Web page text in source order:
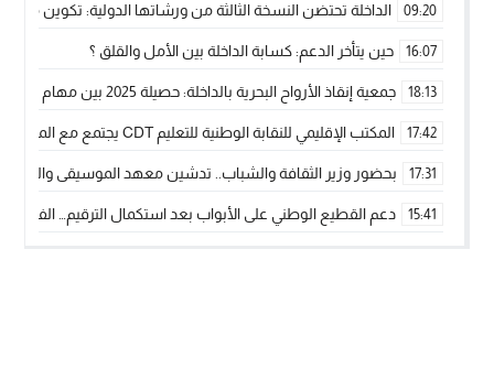
09:20 الداخلة تحتضن النسخة الثالثة من ورشاتها الدولية: تكوين
16:07 حين يتأخر الدعم: كسابة الداخلة بين الأمل والقلق ؟
18:13 جمعية إنقاذ الأرواح البحرية بالداخلة: حصيلة 2025 بين مهام الإنقاذ ومشروع “دار البحار”
17:42 المكتب الإقليمي للنقابة الوطنية للتعليم CDT يجتمع مع المدير الإقليمي لمناقشة ملفات جوهرية لنساء ورجال التعليم
17:31 بحضور وزير الثقافة والشباب.. تدشين معهد الموسيقى والفنون
15:41 دعم القطيع الوطني على الأبواب بعد استكمال الترقيم…